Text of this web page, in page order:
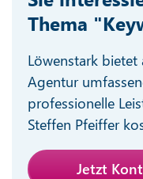
Thema
Löwenstark bietet
Agentur
professionelle
Steffen Pfeiffer
Jetzt